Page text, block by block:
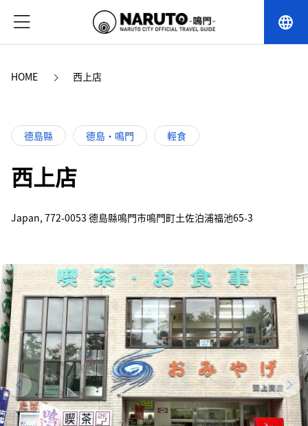
language
HOME 西上店
德島縣 德島・鳴門 輕食
西上店
Japan, 772-0053 德島縣鳴門市鳴門町土佐泊浦福池65-3